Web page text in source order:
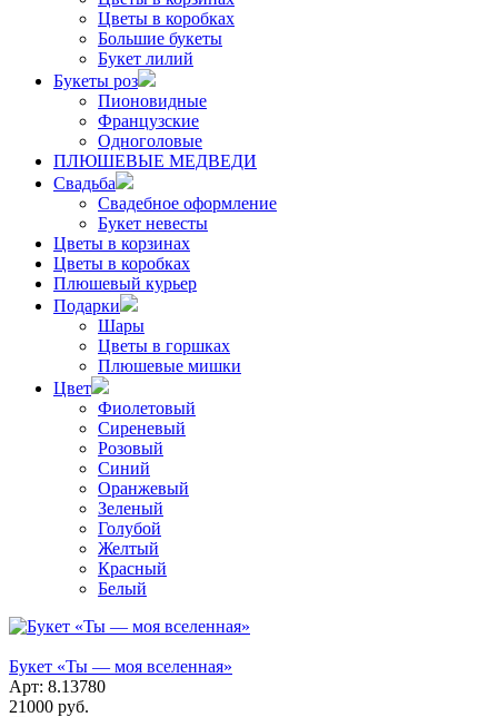
Цветы в коробках
Большие букеты
Букет лилий
Букеты роз
Пионовидные
Французские
Одноголовые
ПЛЮШЕВЫЕ МЕДВЕДИ
Свадьба
Свадебное оформление
Букет невесты
Цветы в корзинах
Цветы в коробках
Плюшевый курьер
Подарки
Шары
Цветы в горшках
Плюшевые мишки
Цвет
Фиолетовый
Сиреневый
Розовый
Синий
Оранжевый
Зеленый
Голубой
Желтый
Красный
Белый
Букет «Ты — моя вселенная»
Арт: 8.13780
21000 руб.